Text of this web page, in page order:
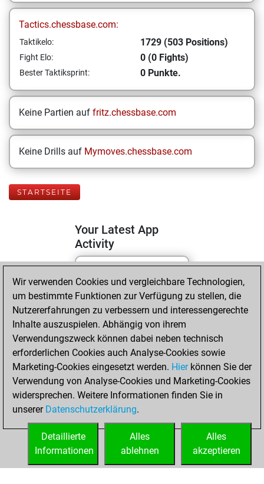
Tactics.chessbase.com:
Taktikelo: 1729 (503 Positions)
Fight Elo: 0 (0 Fights)
Bester Taktiksprint: 0 Punkte.
Keine Partien auf fritz.chessbase.com
Keine Drills auf Mymoves.chessbase.com
STARTSEITE
Your Latest App
Activity
Montag, April 20,
2026
You totalled
503 tactics positions
Tactics
You
solved 168 tactics
positions
You achieved
tactics positions
Wir verwenden Cookies und vergleichbare Technologien,
um bestimmte Funktionen zur Verfügung zu stellen, die
Nutzererfahrungen zu verbessern und interessengerechte
Inhalte auszuspielen. Abhängig von ihrem
Verwendungszweck können dabei neben technisch
erforderlichen Cookies auch Analyse-Cookies sowie
Marketing-Cookies eingesetzt werden. Hierkönnen Sie der
Verwendung von Analyse-Cookies und Marketing-Cookies
widersprechen. Weitere Informationen finden Sie in
unserer Datenschutzerklärung.
Alles
akzeptieren
Alles
ablehnen
Detaillierte
Informationen